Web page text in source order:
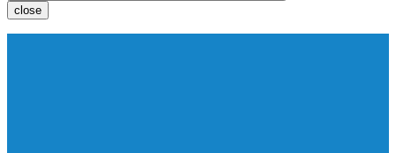
close